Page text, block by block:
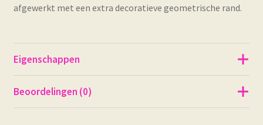
afgewerkt met een extra decoratieve geometrische rand.
Eigenschappen
Beoordelingen (0)